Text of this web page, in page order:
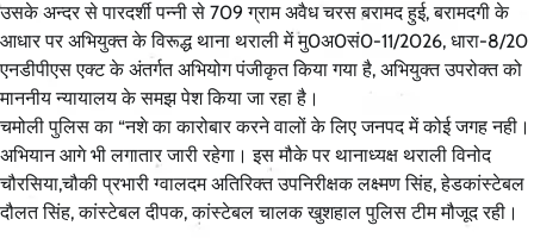
उसके अन्दर से पारदर्शी पन्नी से 709 ग्राम अवैध चरस बरामद हुई, बरामदगी के
आधार पर अभियुक्त के विरूद्ध थाना थराली में मु0अ0सं0-11/2026, धारा-8/20
एनडीपीएस एक्ट के अंतर्गत अभियोग पंजीकृत किया गया है, अभियुक्त उपरोक्त को
माननीय न्यायालय के समझ पेश किया जा रहा है।
चमोली पुलिस का “नशे का कारोबार करने वालों के लिए जनपद में कोई जगह नही।
अभियान आगे भी लगातार जारी रहेगा। इस मौके पर थानाध्यक्ष थराली विनोद
चौरसिया,चौकी प्रभारी ग्वालदम अतिरिक्त उपनिरीक्षक लक्ष्मण सिंह, हेडकांस्टेबल
दौलत सिंह, कांस्टेबल दीपक, कांस्टेबल चालक खुशहाल पुलिस टीम मौजूद रही।